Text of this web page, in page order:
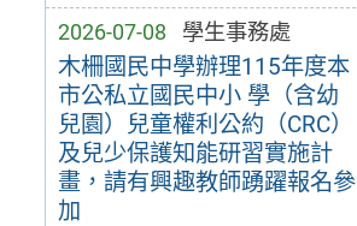
2026-07-08 學生事務處
木柵國民中學辦理115年度本
市公私立國民中小 學（含幼
兒園）兒童權利公約（CRC）
及兒少保護知能研習實施計
畫，請有興趣教師踴躍報名參
加